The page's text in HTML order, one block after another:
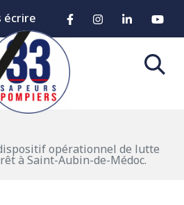
écrire Lien vers le compte
Lien vers le
Lien vers
opérationnel de lutte
à Saint-Aubin-de-Médoc.